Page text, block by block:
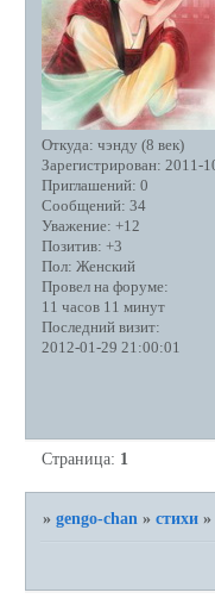
Откуда: чэнду (8 век)
Зарегистрирован: 2011-
Приглашений: 0
Сообщений: 34
Уважение: +12
Позитив: +3
Пол: Женский
Провел на форуме:
11 часов 11 минут
Последний визит:
2012-01-29 21:00:01
Страница: 1
»gengo-chan »стихи